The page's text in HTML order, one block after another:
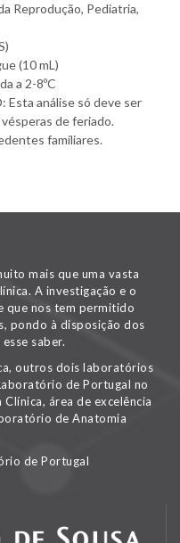
Reprodução, Pediatria,
(10 mL)
a 2-8ºC
Esta análise só deve ser
de feriado.
familiares.
mais que uma vasta
A investigação e o
que nos tem permitido
pondo à disposição dos
saber.
outros dois laboratórios
de Portugal no
área de excelência
de Anatomia
de Portugal